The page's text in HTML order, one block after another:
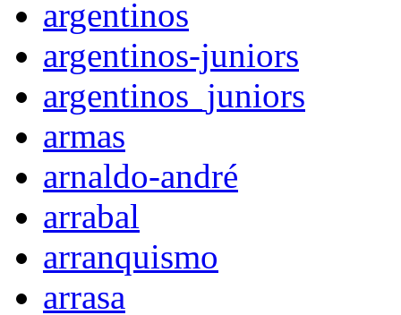
argentinos
argentinos-juniors
argentinos_juniors
armas
arnaldo-andré
arrabal
arranquismo
arrasa